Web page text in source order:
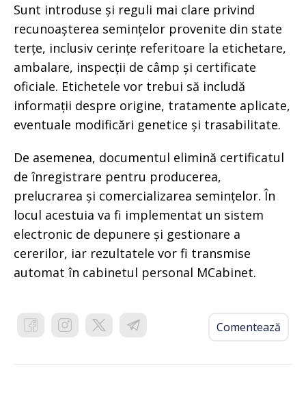
Sunt introduse și reguli mai clare privind
recunoașterea semințelor provenite din state
terțe, inclusiv cerințe referitoare la etichetare,
ambalare, inspecții de câmp și certificate
oficiale. Etichetele vor trebui să includă
informații despre origine, tratamente aplicate,
eventuale modificări genetice și trasabilitate.
De asemenea, documentul elimină certificatul
de înregistrare pentru producerea,
prelucrarea și comercializarea semințelor. În
locul acestuia va fi implementat un sistem
electronic de depunere și gestionare a
cererilor, iar rezultatele vor fi transmise
automat în cabinetul personal MCabinet.
Comentează